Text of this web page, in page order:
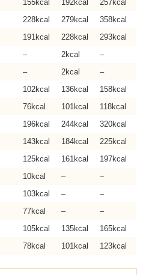
155kcal 192kcal
257kcal
228kcal 279kcal
358kcal
191kcal 228kcal
293kcal
– 2kcal
–
– 2kcal
–
102kcal 136kcal
158kcal
76kcal 101kcal
118kcal
196kcal 244kcal
320kcal
143kcal 184kcal
225kcal
125kcal 161kcal
197kcal
10kcal –
–
103kcal –
–
77kcal –
–
105kcal 135kcal
165kcal
78kcal 101kcal 123kcal